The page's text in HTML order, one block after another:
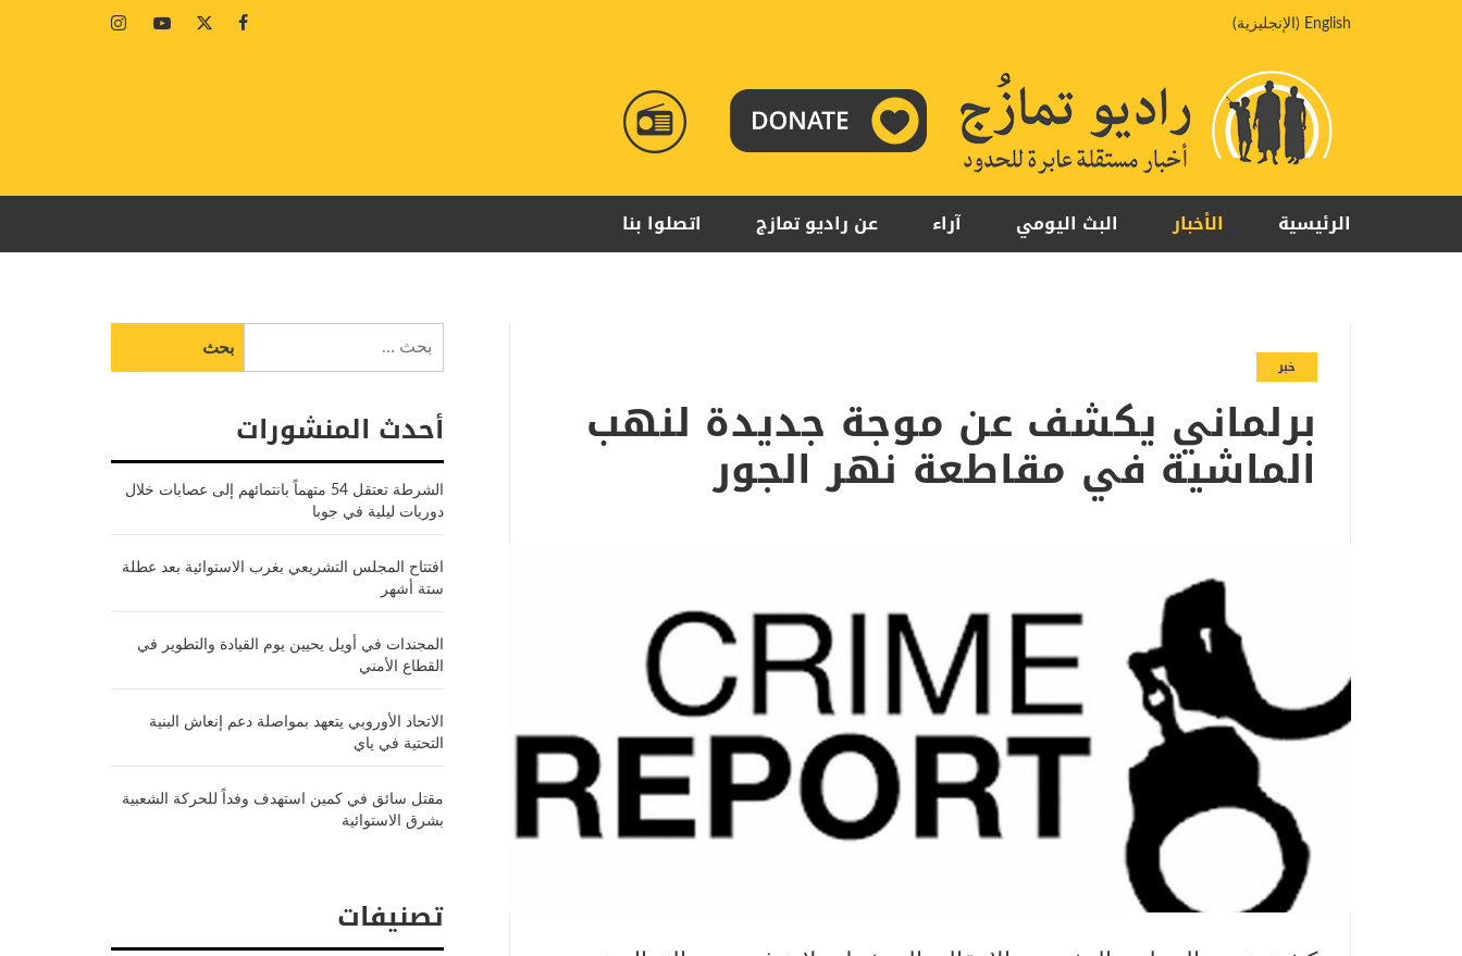
English
( الإنجليزية)
Facebook
Twitter
Youtube
Instagram
RADIO
TAMAZUJ الرئيسية الأخبار البث اليومي آراء عن راديو تمازج اتصلوا بنا
خبر
برلماني يكشف عن موجة جديدة لنهب
الماشية في مقاطعة نهر الجور
عن:
أحدث المنشورات
الشرطة تعتقل 54 متهماً بانتمائهم إلى عصابات خلال
دوريات ليلية في جوبا
افتتاح المجلس التشريعي بغرب الاستوائية بعد عطلة
ستة أشهر
المجندات في أويل يحيين يوم القيادة والتطوير في
القطاع الأمني
الاتحاد الأوروبي يتعهد بمواصلة دعم إنعاش البنية
التحتية في ياي
مقتل سائق في كمين استهدف وفداً للحركة الشعبية
بشرق الاستوائية
تصنيفات